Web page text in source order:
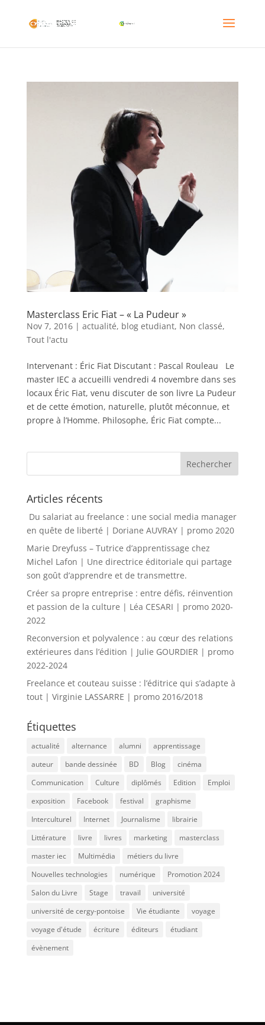
Masterclass Eric Fiat – « La Pudeur »
Nov 7, 2016| actualité, blog etudiant, Non classé,
Tout l'actu
Intervenant : Éric Fiat Discutant : Pascal Rouleau Le
master IEC a accueilli vendredi 4 novembre dans ses
locaux Éric Fiat, venu discuter de son livre La Pudeur
et de cette émotion, naturelle, plutôt méconnue, et
propre à l’Homme. Philosophe, Éric Fiat compte...
Articles récents
Du salariat au freelance : une social media manager
en quête de liberté | Doriane AUVRAY | promo 2020
Marie Dreyfuss – Tutrice d’apprentissage chez
Michel Lafon | Une directrice éditoriale qui partage
son goût d’apprendre et de transmettre.
Créer sa propre entreprise : entre défis, réinvention
et passion de la culture | Léa CESARI | promo 2020-
2022
Reconversion et polyvalence : au cœur des relations
extérieures dans l’édition | Julie GOURDIER | promo
2022-2024
Freelance et couteau suisse : l’éditrice qui s’adapte à
tout | Virginie LASSARRE | promo 2016/2018
Étiquettes
actualité alternance alumni
apprentissage
auteur
bande dessinée BD Blog
cinéma
Communication
Culture diplômés Edition
Emploi
exposition
Facebook festival
graphisme
Interculturel
Internet Journalisme
librairie
Littérature
livre livres marketing
masterclass
master iec
Multimédia
métiers du livre
Nouvelles technologies
numérique
Promotion 2024
Salon du Livre
Stage travail
université
université de cergy-pontoise
Vie étudiante
voyage
voyage d'étude
écriture éditeurs
étudiant
évènement